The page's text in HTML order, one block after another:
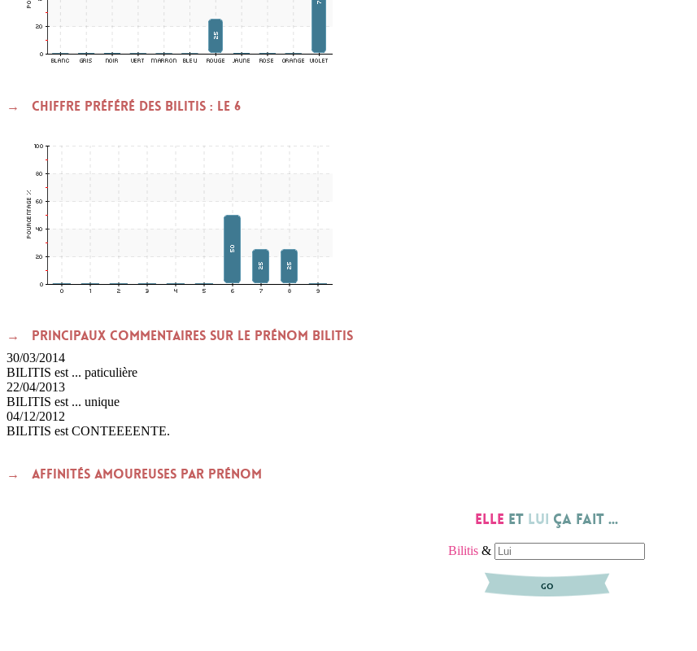
Chiffre préféré des BILITIS : le 6
Principaux commentaires sur le prénom BILITIS
30/03/2014
BILITIS est ... paticulière
22/04/2013
BILITIS est ... unique
04/12/2012
BILITIS est CONTEEEENTE.
Affinités amoureuses par prénom
Elle et lui ça fait ...
Bilitis &
GO